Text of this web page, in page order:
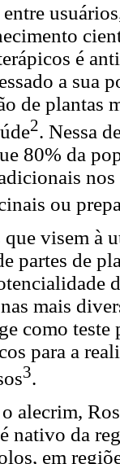
é
a sua
de plantas
2. Nessa
80% da
nos
ou
visem à
partes de
mais
como teste
para a
3.
alecrim,
nativo da
em